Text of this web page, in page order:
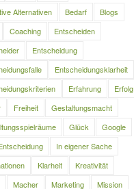
Alternativen
Bedarf
Blogs
Coaching
Entscheiden
Entscheidung
Entscheidungsklarheit
Erfahrung
Erfolg
Freiheit
Gestaltungsmacht
Glück
Google
In eigener Sache
Klarheit
Kreativität
Macher Marketing Mission